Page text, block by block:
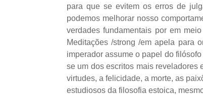
para que se evitem os erros de
podemos melhorar nosso
verdades fundamentais por em
Meditações /strong /em apela para
imperador assume o papel do
se um dos escritos mais reveladores
virtudes, a felicidade, a morte, as
estudiosos da filosofia estoica,